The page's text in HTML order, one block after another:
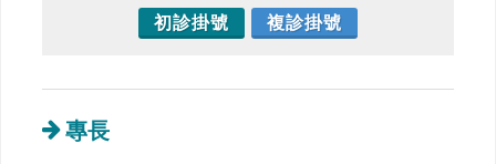
初診掛號 複診掛號
專長